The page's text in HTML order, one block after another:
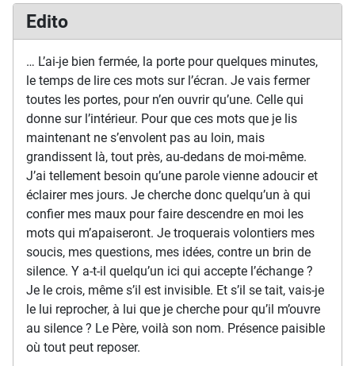
Edito
… L’ai-je bien fermée, la porte pour quelques minutes,
le temps de lire ces mots sur l’écran. Je vais fermer
toutes les portes, pour n’en ouvrir qu’une. Celle qui
donne sur l’intérieur. Pour que ces mots que je lis
maintenant ne s’envolent pas au loin, mais
grandissent là, tout près, au-dedans de moi-même.
J’ai tellement besoin qu’une parole vienne adoucir et
éclairer mes jours. Je cherche donc quelqu’un à qui
confier mes maux pour faire descendre en moi les
mots qui m’apaiseront. Je troquerais volontiers mes
soucis, mes questions, mes idées, contre un brin de
silence. Y a-t-il quelqu’un ici qui accepte l’échange ?
Je le crois, même s’il est invisible. Et s’il se tait, vais-je
le lui reprocher, à lui que je cherche pour qu’il m’ouvre
au silence ? Le Père, voilà son nom. Présence paisible
où tout peut reposer.